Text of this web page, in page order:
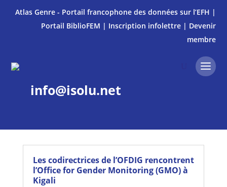
Atlas Genre - Portail francophone des données sur l’EFH |
Portail BiblioFEM | Inscription infolettre| Devenir
membre
info@isolu.net
Les codirectrices de l’OFDIG rencontrent
l’Office for Gender Monitoring (GMO) à
Kigali